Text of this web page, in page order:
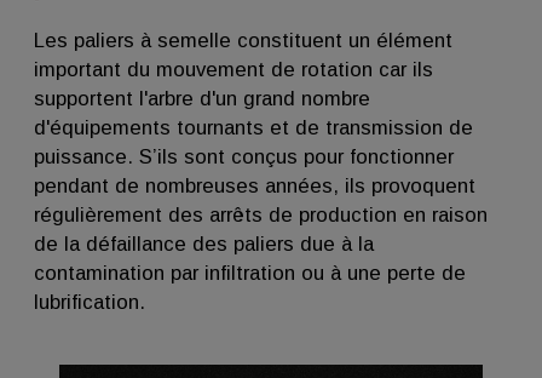
Les paliers à semelle constituent un élément
important du mouvement de rotation car ils
supportent l'arbre d'un grand nombre
d'équipements tournants et de transmission de
puissance. S’ils sont conçus pour fonctionner
pendant de nombreuses années, ils provoquent
régulièrement des arrêts de production en raison
de la défaillance des paliers due à la
contamination par infiltration ou à une perte de
lubrification.